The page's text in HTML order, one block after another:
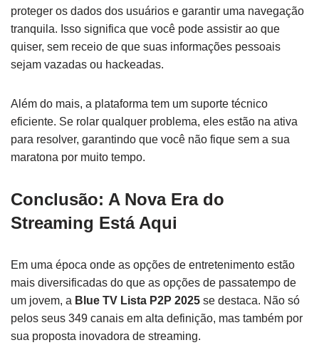
proteger os dados dos usuários e garantir uma navegação
tranquila. Isso significa que você pode assistir ao que
quiser, sem receio de que suas informações pessoais
sejam vazadas ou hackeadas.
Além do mais, a plataforma tem um suporte técnico
eficiente. Se rolar qualquer problema, eles estão na ativa
para resolver, garantindo que você não fique sem a sua
maratona por muito tempo.
Conclusão: A Nova Era do
Streaming Está Aqui
Em uma época onde as opções de entretenimento estão
mais diversificadas do que as opções de passatempo de
um jovem, a Blue TV Lista P2P 2025 se destaca. Não só
pelos seus 349 canais em alta definição, mas também por
sua proposta inovadora de streaming.